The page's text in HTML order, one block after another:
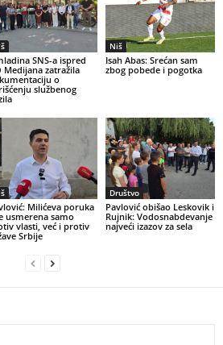
SNS-a ispred
Medijana zatražila
o
službenog
Niš
Isah Abas: Srećan sam
zbog pobede i pogotka
Milićeva poruka
usmerena samo
vlasti, već i protiv
Srbije
Društvo
Pavlović obišao Leskovik i
Rujnik: Vodosnabdevanje
najveći izazov za sela